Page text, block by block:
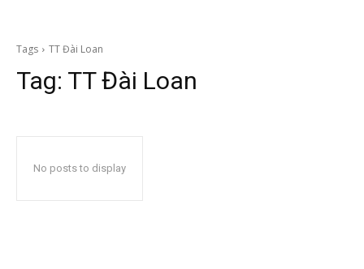
Tags TT Đài Loan
Tag: TT Đài Loan
No posts to display